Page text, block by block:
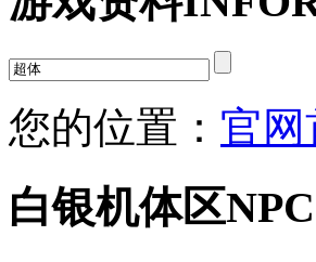
您的位置： 官网
白银机体区NPC